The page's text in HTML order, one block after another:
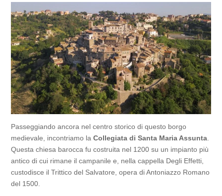
Passeggiando ancora nel centro storico di questo borgo
medievale, incontriamo laCollegiata di Santa Maria Assunta
Questa chiesa barocca fu costruita nel 1200 su un impianto più
antico di cui rimane il campanile e, nella cappella Degli Effetti,
custodisce il Trittico del Salvatore, opera di Antoniazzo Romano
del 1500.